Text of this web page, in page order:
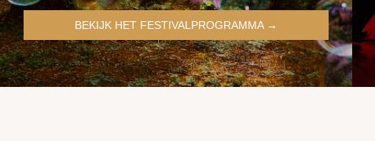
BEKIJK HET FESTIVALPROGRAMMA →